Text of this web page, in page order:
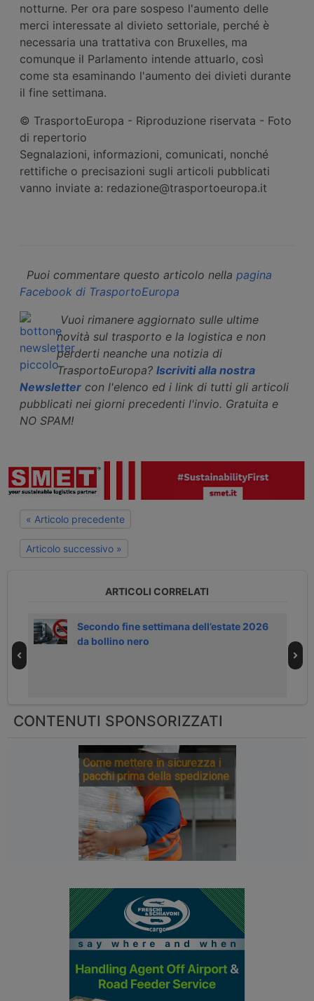
notturne. Per ora pare sospeso l'aumento delle
merci interessate al divieto settoriale, perché è
necessaria una trattativa con Bruxelles, ma
comunque il Parlamento intende attuarlo, così
come sta esaminando l'aumento dei divieti durante
il fine settimana.
© TrasportoEuropa - Riproduzione riservata - Foto
di repertorio
Segnalazioni, informazioni, comunicati, nonché
rettifiche o precisazioni sugli articoli pubblicati
vanno inviate a: redazione@trasportoeuropa.it
Puoi commentare questo articolo nella pagina
Facebook di TrasportoEuropa
Vuoi rimanere aggiornato sulle ultime
novità sul trasporto e la logistica e non
perderti neanche una notizia di
TrasportoEuropa? Iscriviti alla nostra
Newsletter con l'elenco ed i link di tutti gli articoli
pubblicati nei giorni precedenti l'invio. Gratuita e
NO SPAM!
« Articolo precedente
Articolo successivo »
ARTICOLI CORRELATI
Secondo fine settimana dell’estate 2026
da bollino nero
CONTENUTI SPONSORIZZATI
Come mettere in sicurezza i
pacchi prima della spedizione